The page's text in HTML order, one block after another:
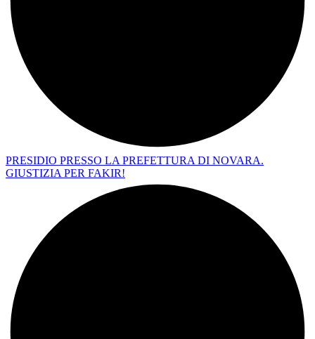
PRESIDIO PRESSO LA PREFETTURA DI NOVARA.
GIUSTIZIA PER FAKIR!